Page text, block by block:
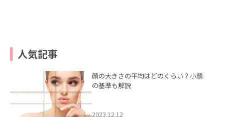
人気記事
顔の大きさの平均はどのくらい？小顔
の基準も解説
2023.12.12